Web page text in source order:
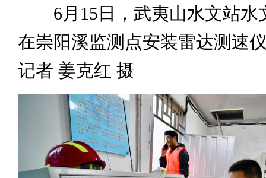
6月15日，武夷山水文站水
在崇阳溪监测点安装雷达测速
记者 姜克红 摄